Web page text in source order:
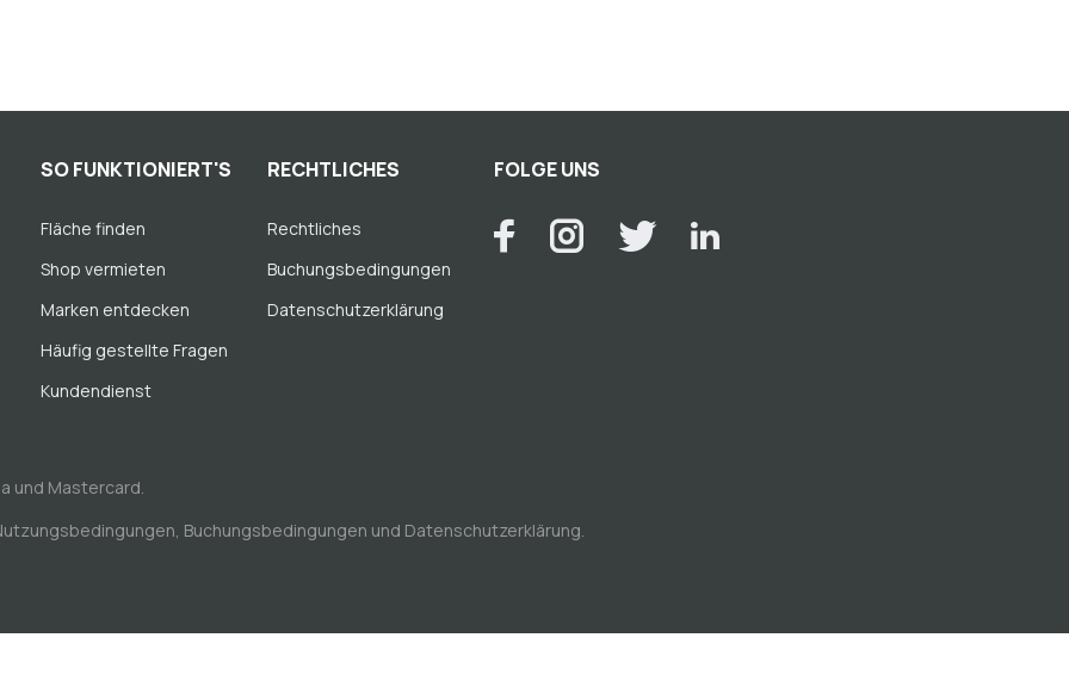
SO FUNKTIONIERT'S
Fläche finden
Shop vermieten
Marken entdecken
Häufig gestellte Fragen
Kundendienst
RECHTLICHES
Rechtliches
Buchungsbedingungen
Datenschutzerklärung
FOLGE UNS
und Mastercard.
, Buchungsbedingungen und Datenschutzerklärung.